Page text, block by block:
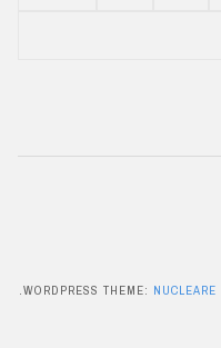
WORDPRESS THEME: NUCLEARE